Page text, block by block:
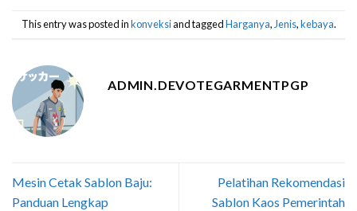
This entry was posted inkonveksiand taggedHarganya, Jenis,kebaya.
ADMIN.DEVOTEGARMENTPGP
Mesin Cetak Sablon Baju:
Panduan Lengkap
Pelatihan Rekomendasi
Sablon Kaos Pemerintah